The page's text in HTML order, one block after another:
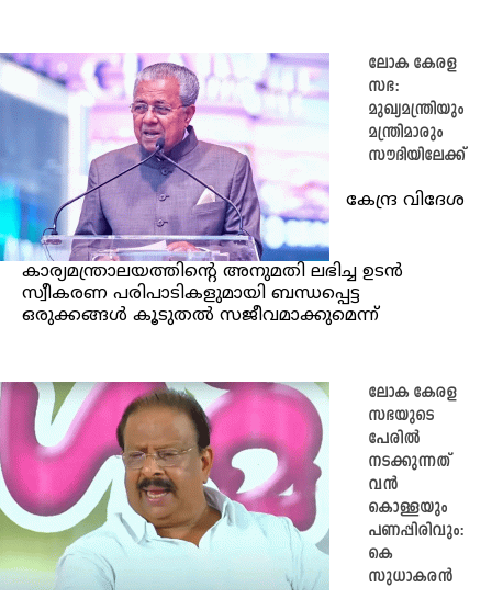
ലോക കേരള
സഭ:
മുഖ്യമന്ത്രിയും
മന്ത്രിമാരും
സൗദിയിലേക്ക്
കേന്ദ്ര വിദേശ
കാര്യമന്ത്രാലയത്തിന്റെ അനുമതി ലഭിച്ച ഉടന്‍
സ്വീകരണ പരിപാടികളുമായി ബന്ധപ്പെട്ട
ഒരുക്കങ്ങള്‍ കൂടുതല്‍ സജീവമാക്കുമെന്ന്
ലോക കേരള
സഭയുടെ
പേരിൽ
നടക്കുന്നത്
വൻ
കൊള്ളയും
പണപ്പിരിവും:
കെ
സുധാകരൻ